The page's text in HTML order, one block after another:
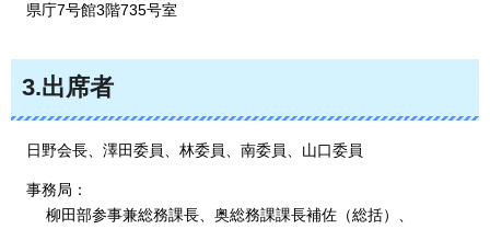
県庁7号館3階735号室
3.出席者
日野会長、澤田委員、林委員、南委員、山口委員
事務局：
柳田部参事兼総務課長、奥総務課課長補佐（総括）、